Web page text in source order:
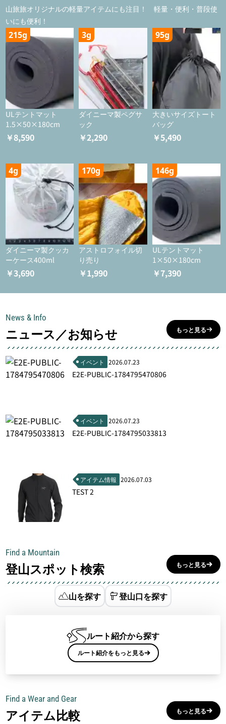
山旅旅オリジナルの軽量アイテムにも注目！ 軽量・便利・普段使
いにも便利！
215g
ULテントマット
1.5×50×180cm
￥8,590
3g
ダイニーマ製ペグサ
ック
￥2,290
95g
大きいサイズトート
バッグ
￥5,490
4g
ダイニーマ製クッカ
ーケース400ml
￥3,690
170g
アストロフォイル切
り売り
￥1,990
146g
ULテントマット
1×50×180cm
￥7,390
News & Info
ニュース／お知らせ もっと見る
イベント 2026.07.23
E2E-PUBLIC-1784795470806
イベント 2026.07.23
E2E-PUBLIC-1784795033813
アイテム情報 2026.07.03
TEST 2
Find a Mountain
登山スポット検索 もっと見る
山を探す 登山口を探す
ルート紹介から探す
ルート紹介をもっと見る
Find a Wear and Gear
アイテム比較 もっと見る